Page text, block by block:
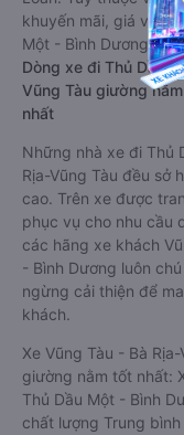
khuyến mãi, giá vé
Một - Bình Dương
Dòng xe đi Thủ Dầu
Vũng Tàu giường
nhất
Những nhà xe đi Thủ
Rịa-Vũng Tàu đều sở
cao. Trên xe được
phục vụ cho nhu cầu
các hãng xe khách
- Bình Dương luôn
ngừng cải thiện để
khách.
Xe Vũng Tàu - Bà
giường nằm tốt nhất:
Thủ Dầu Một - Bình
chất lượng Trung